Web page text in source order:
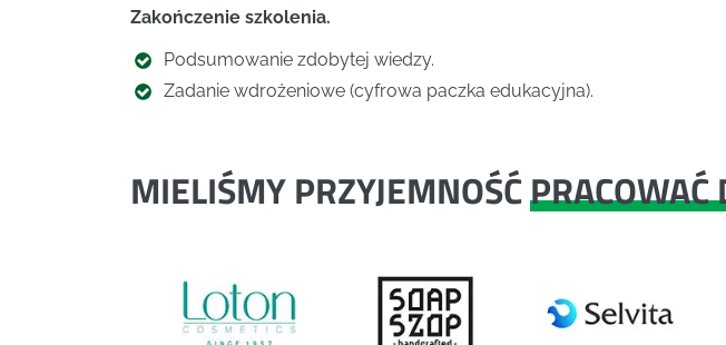
Zakończenie szkolenia.
Podsumowanie zdobytej wiedzy.
Zadanie wdrożeniowe (cyfrowa paczka edukacyjna).
MIELIŚMY PRZYJEMNOŚĆPRACOWAĆ